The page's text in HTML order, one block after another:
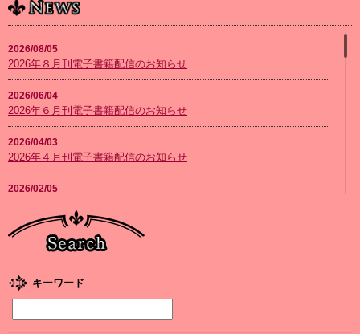
2026/08/05
2026年８月刊電子書籍配信のお知らせ
2026/06/04
2026年６月刊電子書籍配信のお知らせ
2026/04/03
2026年４月刊電子書籍配信のお知らせ
2026/02/05
2026/01/08
2026年１月刊電子書籍配信のお知らせ
2025/12/04
2025年12月刊電子書籍配信のお知らせ
キーワード